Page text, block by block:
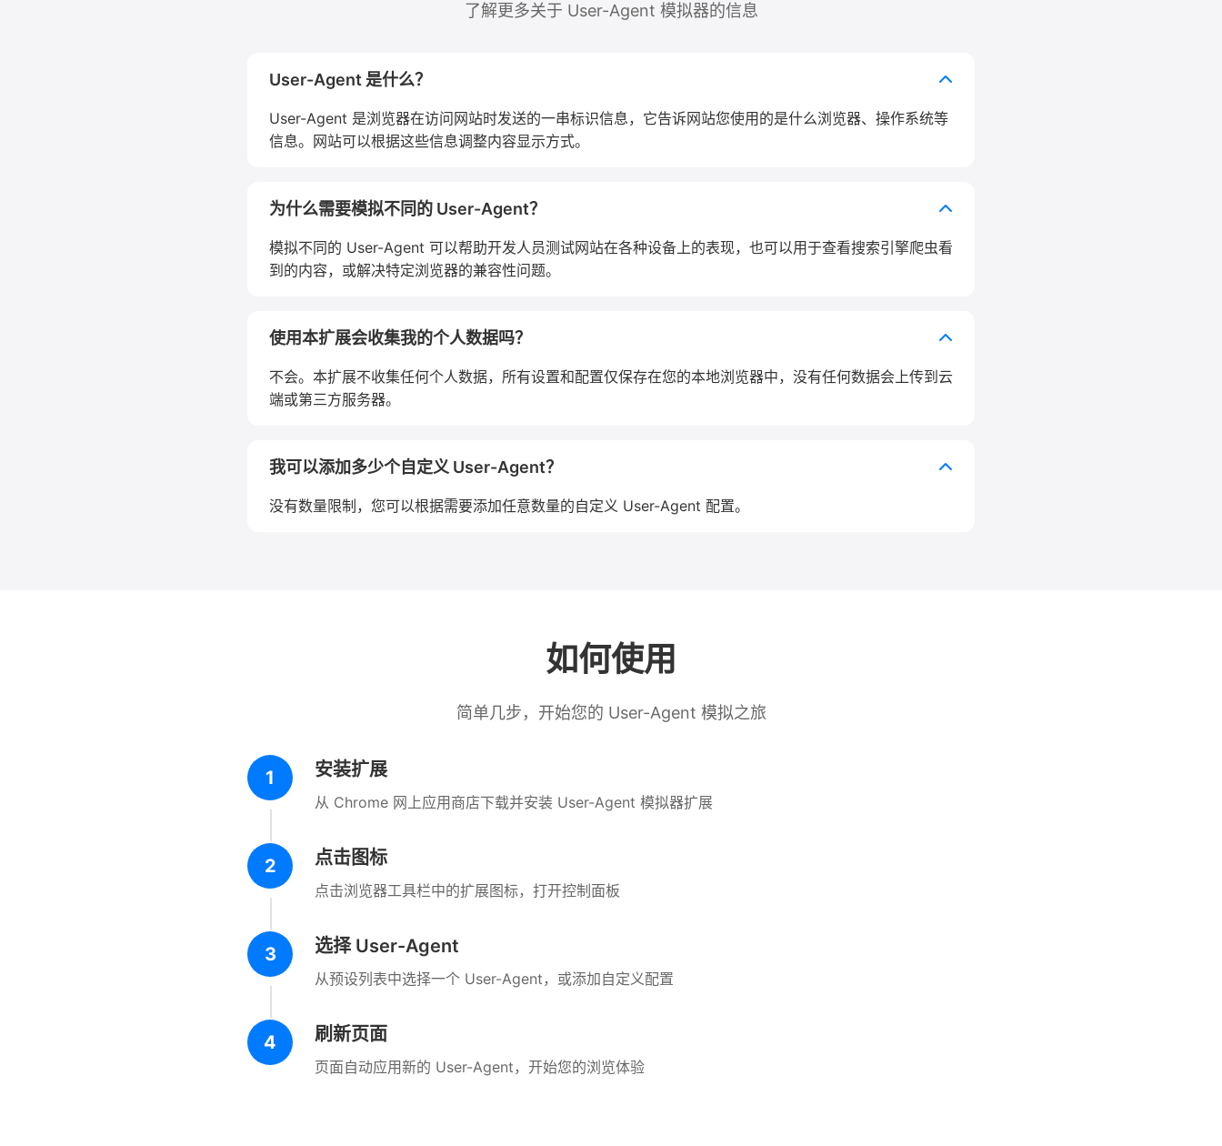
了解更多关于 User-Agent 模拟器的信息
User-Agent 是什么？
User-Agent 是浏览器在访问网站时发送的一串标识信息，它告诉网站您使用的是什么浏览器、操作系统等
信息。网站可以根据这些信息调整内容显示方式。
为什么需要模拟不同的 User-Agent？
模拟不同的 User-Agent 可以帮助开发人员测试网站在各种设备上的表现，也可以用于查看搜索引擎爬虫看
到的内容，或解决特定浏览器的兼容性问题。
使用本扩展会收集我的个人数据吗？
不会。本扩展不收集任何个人数据，所有设置和配置仅保存在您的本地浏览器中，没有任何数据会上传到云
端或第三方服务器。
我可以添加多少个自定义 User-Agent？
没有数量限制，您可以根据需要添加任意数量的自定义 User-Agent 配置。
如何使用
简单几步，开始您的 User-Agent 模拟之旅
1 安装扩展
从 Chrome 网上应用商店下载并安装 User-Agent 模拟器扩展
2 点击图标
点击浏览器工具栏中的扩展图标，打开控制面板
3 选择 User-Agent
从预设列表中选择一个 User-Agent，或添加自定义配置
4 刷新页面
页面自动应用新的 User-Agent，开始您的浏览体验